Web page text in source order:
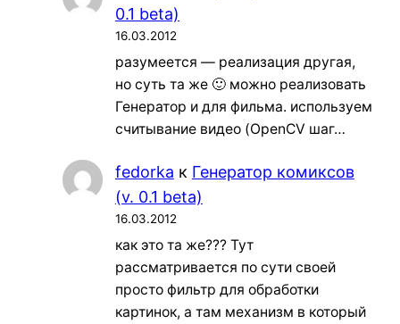
0.1 beta)
16.03.2012
разумеется — реализация другая,
но суть та же 🙂 можно реализовать
Генератор и для фильма. используем
считывание видео (OpenCV шаг…
fedorka к Генератор комиксов
(v. 0.1 beta)
16.03.2012
как это та же??? Тут
рассматривается по сути своей
просто фильтр для обработки
картинок, а там механизм в который